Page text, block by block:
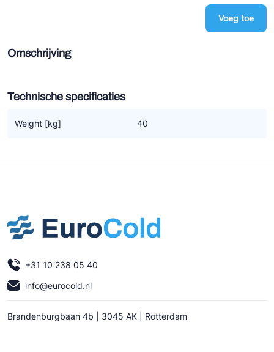
REFFLEX®
Doucette Industries
Voeg toe
Omschrijving
Technische specificaties
Weight [kg] 40
+31 10 238 05 40
info@eurocold.nl
Brandenburgbaan 4b | 3045 AK | Rotterdam